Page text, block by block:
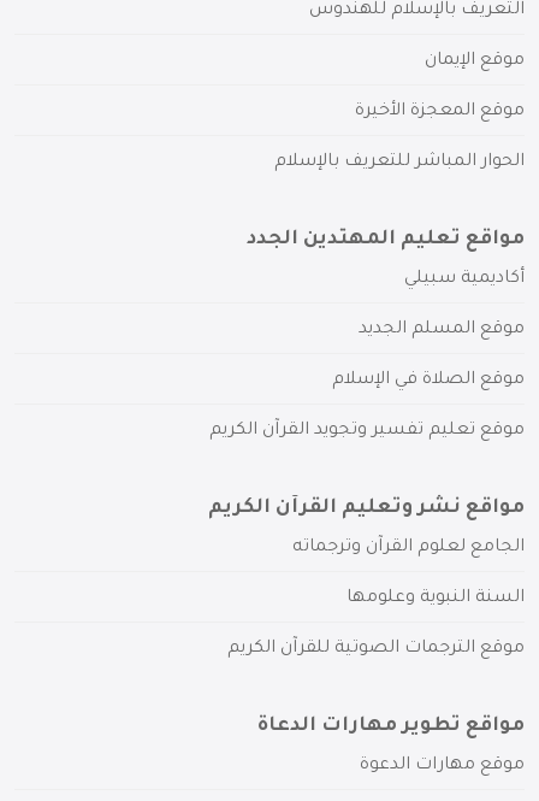
التعريف بالإسلام للهندوس
موقع الإيمان
موقع المعجزة الأخيرة
الحوار المباشر للتعريف بالإسلام
مواقع تعليم المهتدين الجدد
أكاديمية سبيلي
موقع المسلم الجديد
موقع الصلاة في الإسلام
موقع تعليم تفسير وتجويد القرآن الكريم
مواقع نشر وتعليم القرآن الكريم
الجامع لعلوم القرآن وترجماته
السنة النبوية وعلومها
موقع الترجمات الصوتية للقرآن الكريم
مواقع تطوير مهارات الدعاة
موقع مهارات الدعوة